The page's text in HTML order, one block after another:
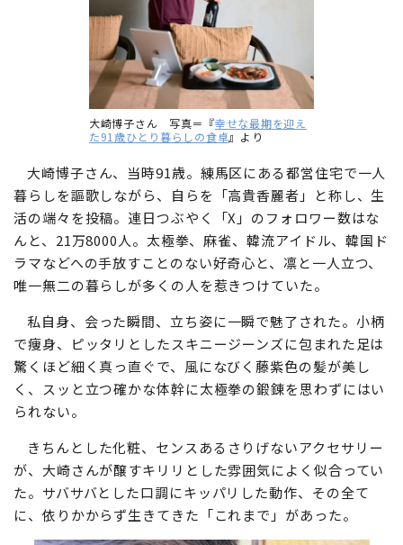
大崎博子さん 写真＝『幸せな最期を迎え
た91歳ひとり暮らしの食卓』より
大崎博子さん、当時91歳。練馬区にある都営住宅で一人
暮らしを謳歌しながら、自らを「高貴香麗者」と称し、生
活の端々を投稿。連日つぶやく「X」のフォロワー数はな
んと、21万8000人。太極拳、麻雀、韓流アイドル、韓国ド
ラマなどへの手放すことのない好奇心と、凛と一人立つ、
唯一無二の暮らしが多くの人を惹きつけていた。
私自身、会った瞬間、立ち姿に一瞬で魅了された。小柄
で痩身、ピッタリとしたスキニージーンズに包まれた足は
驚くほど細く真っ直ぐで、風になびく藤紫色の髪が美し
く、スッと立つ確かな体幹に太極拳の鍛錬を思わずにはい
られない。
きちんとした化粧、センスあるさりげないアクセサリー
が、大崎さんが醸すキリリとした雰囲気によく似合ってい
た。サバサバとした口調にキッパリした動作、その全て
に、依りかからず生きてきた「これまで」があった。